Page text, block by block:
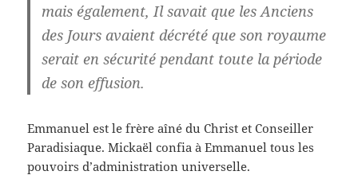
mais également, Il savait que les Anciens
des Jours avaient décrété que son royaume
serait en sécurité pendant toute la période
de son effusion.
Emmanuel est le frère aîné du Christ et Conseiller
Paradisiaque. Mickaël confia à Emmanuel tous les
pouvoirs d’administration universelle.